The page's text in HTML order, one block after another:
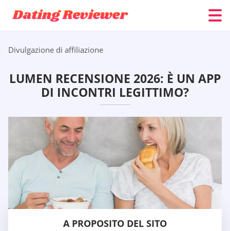
Divulgazione di affiliazione
LUMEN RECENSIONE 2026: È UN APP
DI INCONTRI LEGITTIMO?
A PROPOSITO DEL SITO